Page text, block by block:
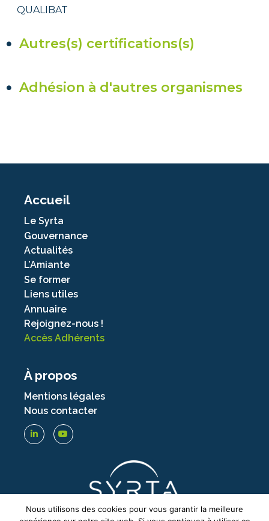
QUALIBAT
Autres(s) certifications(s)
Adhésion à d'autres organismes
Accueil
Le Syrta
Gouvernance
Actualités
L’Amiante
Se former
Liens utiles
Annuaire
Rejoignez-nous !
Accès Adhérents
À propos
Mentions légales
Nous contacter
Nous utilisons des cookies pour vous garantir la meilleure